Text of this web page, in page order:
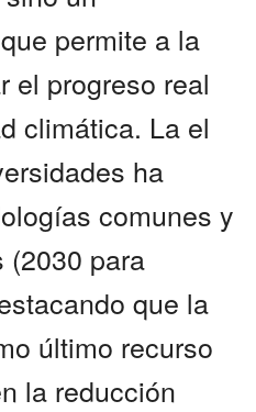
permite a la
el progreso real
climática. La el
ha
comunes y
(2030 para
que la
último recurso
la reducción